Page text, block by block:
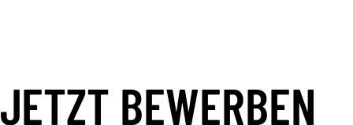
JETZT BEWERBEN